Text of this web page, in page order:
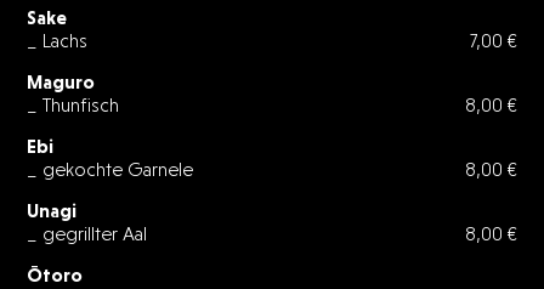
Sake
_ Lachs
7,00 €
Maguro
_ Thunfisch
8,00 €
Ebi
_ gekochte Garnele
8,00 €
Unagi
_ gegrillter Aal
8,00 €
Ōtoro